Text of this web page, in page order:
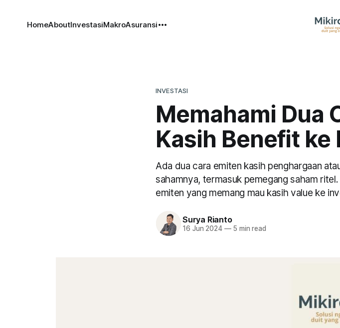
HomeAboutInvestasiMakroAsuransi
INVESTASI
Memahami Dua
Kasih Benefit ke
Ada dua cara emiten kasih penghargaan
sahamnya, termasuk pemegang saham
emiten yang memang mau kasih value ke
Surya Rianto
16 Jun 2024 —5 min read